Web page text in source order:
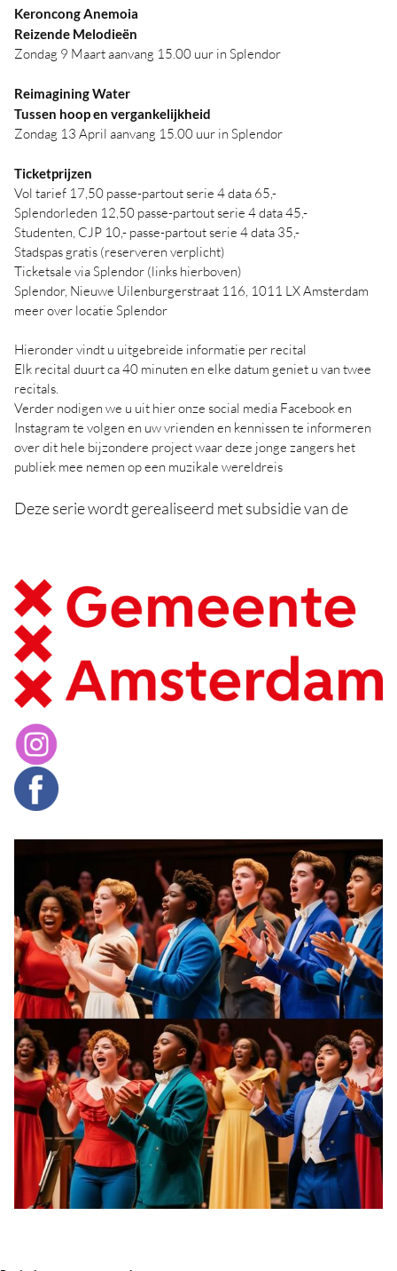
Keroncong Anemoia
Reizende Melodieën
Zondag 9 Maart aanvang 15.00 uur in Splendor
Reimagining Water
Tussen hoop en vergankelijkheid
Zondag 13 April aanvang 15.00 uur in Splendor
Ticketprijzen
Vol tarief 17,50 passe-partout serie 4 data 65,-
Splendorleden 12,50 passe-partout serie 4 data 45,-
Studenten, CJP 10,- passe-partout serie 4 data 35,-
Stadspas gratis (reserveren verplicht)
Ticketsale via Splendor (links hierboven)
Splendor, Nieuwe Uilenburgerstraat 116, 1011 LX Amsterdam
meer over locatie Splendor
Hieronder vindt u uitgebreide informatie per recital
Elk recital duurt ca 40 minuten en elke datum geniet u van twee
recitals.
Verder nodigen we u uit hier onze social media Facebook en
Instagram te volgen en uw vrienden en kennissen te informeren
over dit hele bijzondere project waar deze jonge zangers het
publiek mee nemen op een muzikale wereldreis
Deze serie wordt gerealiseerd met subsidie van de